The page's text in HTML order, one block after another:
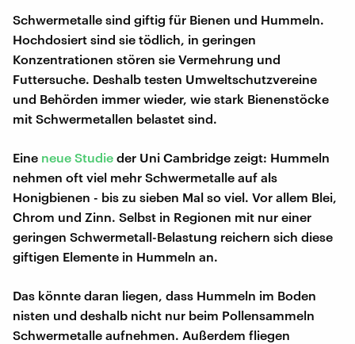
Schwermetalle sind giftig für Bienen und Hummeln.
Hochdosiert sind sie tödlich, in geringen
Konzentrationen stören sie Vermehrung und
Futtersuche. Deshalb testen Umweltschutzvereine
und Behörden immer wieder, wie stark Bienenstöcke
mit Schwermetallen belastet sind.
Eine neue Studie der Uni Cambridge zeigt: Hummeln
nehmen oft viel mehr Schwermetalle auf als
Honigbienen - bis zu sieben Mal so viel. Vor allem Blei,
Chrom und Zinn. Selbst in Regionen mit nur einer
geringen Schwermetall-Belastung reichern sich diese
giftigen Elemente in Hummeln an.
Das könnte daran liegen, dass Hummeln im Boden
nisten und deshalb nicht nur beim Pollensammeln
Schwermetalle aufnehmen. Außerdem fliegen